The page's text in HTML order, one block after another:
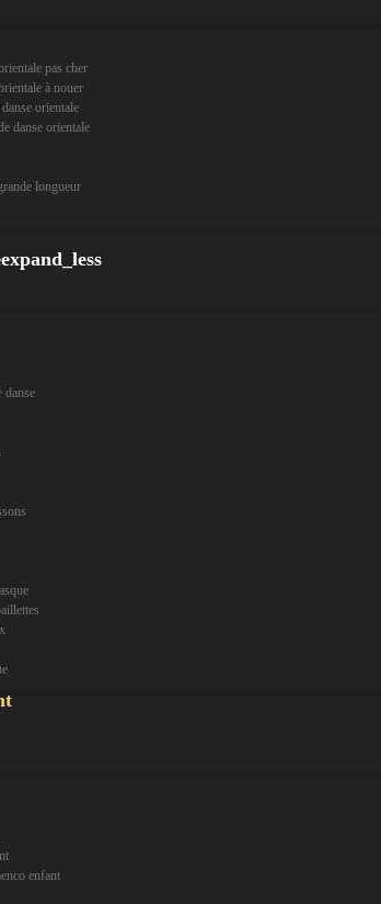
pas cher
à nouer
orientale
danse orientale
longueur
expand_less
danse
enfant